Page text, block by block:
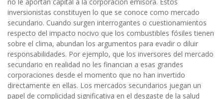
inversionistas constituyen lo que se conoce como mercado
secundario. Cuando surgen interrogantes o cuestionamientos
respecto del impacto nocivo que los combustibles fósiles tienen
sobre el clima, abundan los argumentos para evadir o diluir
responsabilidades. Por ejemplo, que los inversores del mercado
secundario en realidad no les financian a esas grandes
corporaciones desde el momento que no han invertido
directamente en ellas. Los mercados secundarios juegan un
papel de complicidad significativa en el desgaste de la salud